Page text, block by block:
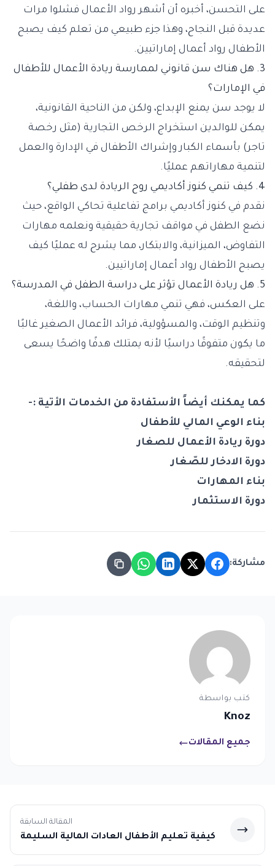
على التحسن، أخبره أن أشهر رواد الأعمال فشلوا مرات
عديدة قبل النجاح، وهذا جزء طبيعي من تعلم كيف يصبح
الأطفال رواد أعمال إماراتيين.
3. هل هناك سن قانوني لممارسة ريادة الأعمال للأطفال
في الإمارات؟
لا يوجد سن يمنع الإبداع، ولكن من الناحية القانونية،
يمكن للوالدين استخراج الرخص التجارية (مثل رخصة
تاجر) بأسماء الكبار وإشراك الأطفال في الإدارة والعمل
لتنمية مهاراتهم عمليًا.
4. كيف تنمي كنوز أكاديمي روح الريادة لدى طفلي؟
نقدم في كنوز أكاديمي برامج تفاعلية تحاكي الواقع، حيث
نضع الطفل في مواقف تجارية حقيقية ونعلمه مهارات
التفاوض، الميزانية، والابتكار، مما يشرح له عمليًا كيف
يصبح الأطفال رواد أعمال إماراتيين.
5. هل ريادة الأعمال تؤثر على دراسة الطفل في المدرسة؟
على العكس، فهي تنمي مهارات الحساب، واللغة،
وتنظيم الوقت، والمسؤولية، فرائد الأعمال الصغير غالبًا
ما يكون متفوقًا دراسيًا لأنه يمتلك هدفًا واضحًا يسعى
لتحقيقه.
كما يمكنك أيضاً الأستفادة من الخدمات الأتية :-
بناء الوعي المالي للأطفال
دورة ريادة الأعمال للصغار
دورة الادخار للصّغار
بناء المهارات
دورة الاستثمار
مشاركة:
كتب بواسطة
Knoz
جميع المقالات
المقالة السابقة
كيفية تعليم الأطفال العادات المالية السليمة